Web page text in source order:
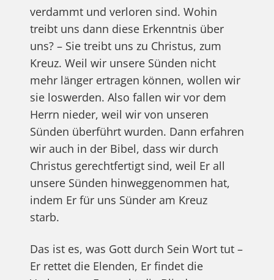
verdammt und verloren sind. Wohin
treibt uns dann diese Erkenntnis über
uns? – Sie treibt uns zu Christus, zum
Kreuz. Weil wir unsere Sünden nicht
mehr länger ertragen können, wollen wir
sie loswerden. Also fallen wir vor dem
Herrn nieder, weil wir von unseren
Sünden überführt wurden. Dann erfahren
wir auch in der Bibel, dass wir durch
Christus gerechtfertigt sind, weil Er all
unsere Sünden hinweggenommen hat,
indem Er für uns Sünder am Kreuz
starb.
Das ist es, was Gott durch Sein Wort tut –
Er rettet die Elenden, Er findet die